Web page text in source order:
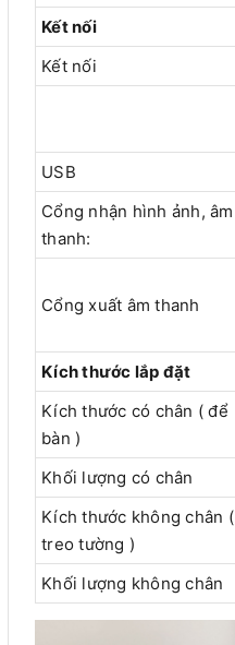
Kết nối
Kết nối
USB
Cổng nhận hình ảnh, âm
thanh:
Cổng xuất âm thanh
Kích thước lắp đặt
Kích thước có chân ( để
bàn )
Khối lượng có chân
Kích thước không chân (
treo tường )
Khối lượng không chân